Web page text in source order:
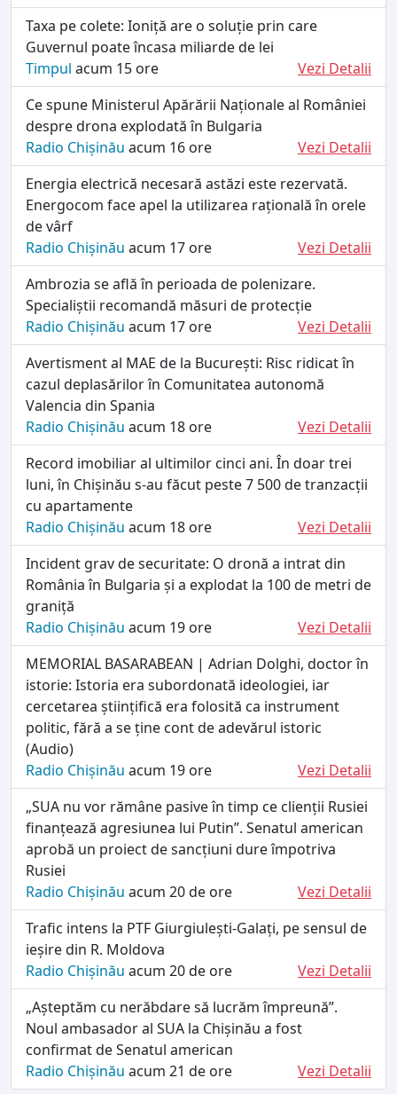
Taxa pe colete: Ioniță are o soluție prin care
Guvernul poate încasa miliarde de lei
Timpul acum 15 ore
Vezi Detalii
Ce spune Ministerul Apărării Naționale al României
despre drona explodată în Bulgaria
Radio Chișinău acum 16 ore
Vezi Detalii
Energia electrică necesară astăzi este rezervată.
Energocom face apel la utilizarea rațională în orele
de vârf
Radio Chișinău acum 17 ore
Vezi Detalii
Ambrozia se află în perioada de polenizare.
Specialiștii recomandă măsuri de protecție
Radio Chișinău acum 17 ore
Vezi Detalii
Avertisment al MAE de la București: Risc ridicat în
cazul deplasărilor în Comunitatea autonomă
Valencia din Spania
Radio Chișinău acum 18 ore
Vezi Detalii
Record imobiliar al ultimilor cinci ani. În doar trei
luni, în Chișinău s-au făcut peste 7 500 de tranzacții
cu apartamente
Radio Chișinău acum 18 ore
Vezi Detalii
Incident grav de securitate: O dronă a intrat din
România în Bulgaria și a explodat la 100 de metri de
graniță
Radio Chișinău acum 19 ore
Vezi Detalii
MEMORIAL BASARABEAN | Adrian Dolghi, doctor în
istorie: Istoria era subordonată ideologiei, iar
cercetarea științifică era folosită ca instrument
politic, fără a se ține cont de adevărul istoric
(Audio)
Radio Chișinău acum 19 ore
Vezi Detalii
„SUA nu vor rămâne pasive în timp ce clienții Rusiei
finanțează agresiunea lui Putin”. Senatul american
aprobă un proiect de sancțiuni dure împotriva
Rusiei
Radio Chișinău acum 20 de ore
Vezi Detalii
Trafic intens la PTF Giurgiulești-Galați, pe sensul de
ieșire din R. Moldova
Radio Chișinău acum 20 de ore
Vezi Detalii
„Așteptăm cu nerăbdare să lucrăm împreună”.
Noul ambasador al SUA la Chișinău a fost
confirmat de Senatul american
Radio Chișinău acum 21 de ore Vezi Detalii